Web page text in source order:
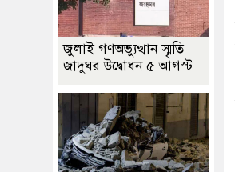
জুলাই গণঅভ্যুত্থান স্মৃতি
জাদুঘর উদ্বোধন ৫ আগস্ট